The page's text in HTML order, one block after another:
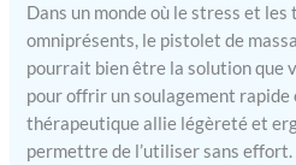
Dans un monde où le stress et
omniprésents, le pistolet de
pourrait bien être la solution que
pour offrir un soulagement rapide
thérapeutique allie légèreté et
permettre de l’utiliser sans